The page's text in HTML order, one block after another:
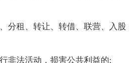
分租、转让、转借、联营、入股
非法活动，损害公共利益的;